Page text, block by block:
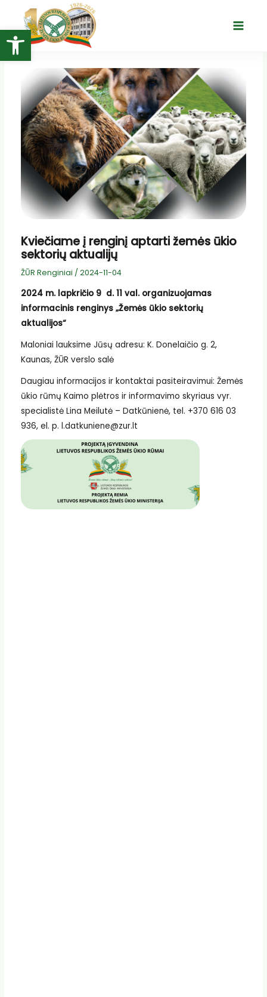
Open toolbar
turinio
Main
Kviečiame į renginį aptarti žemės ūkio
sektorių aktualijų
ŽŪR Renginiai / 2024-11-04
2024 m. lapkričio 9 d. 11 val. organizuojamas
informacinis renginys „Žemės ūkio sektorių
aktualijos“
Maloniai lauksime Jūsų adresu: K. Donelaičio g. 2,
Kaunas, ŽŪR verslo salė
Daugiau informacijos ir kontaktai pasiteiravimui: Žemės
ūkio rūmų Kaimo plėtros ir informavimo skyriaus vyr.
specialistė Lina Meilutė – Datkūnienė, tel. +370 616 03
936, el. p. l.datkuniene@zur.lt